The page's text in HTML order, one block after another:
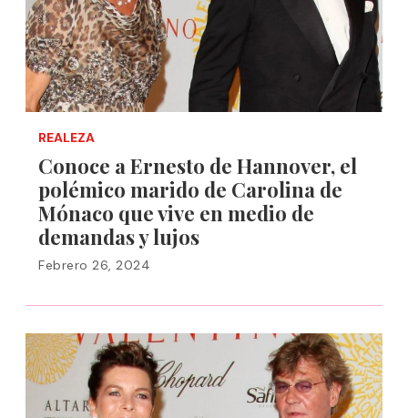
REALEZA
Conoce a Ernesto de Hannover, el
polémico marido de Carolina de
Mónaco que vive en medio de
demandas y lujos
Febrero 26, 2024